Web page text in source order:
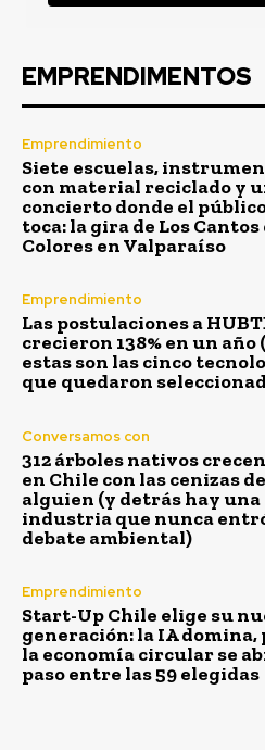
EMPRENDIMENTOS
Emprendimiento
Siete escuelas,
con material reciclado y
concierto donde el
toca: la gira de Los Cantos
Colores en Valparaíso
Emprendimiento
Las postulaciones a
crecieron 138% en un año
estas son las cinco
que quedaron
Conversamos con
312 árboles nativos
en Chile con las cenizas de
alguien (y detrás hay una
industria que nunca
debate ambiental)
Emprendimiento
Start-Up Chile elige su
generación: la IA domina,
la economía circular se
paso entre las 59 elegidas